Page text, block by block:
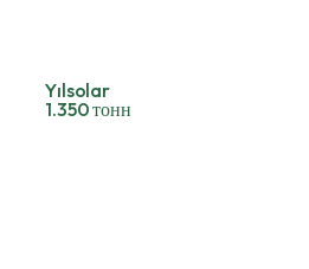
Yılsolar
1.350 тонн